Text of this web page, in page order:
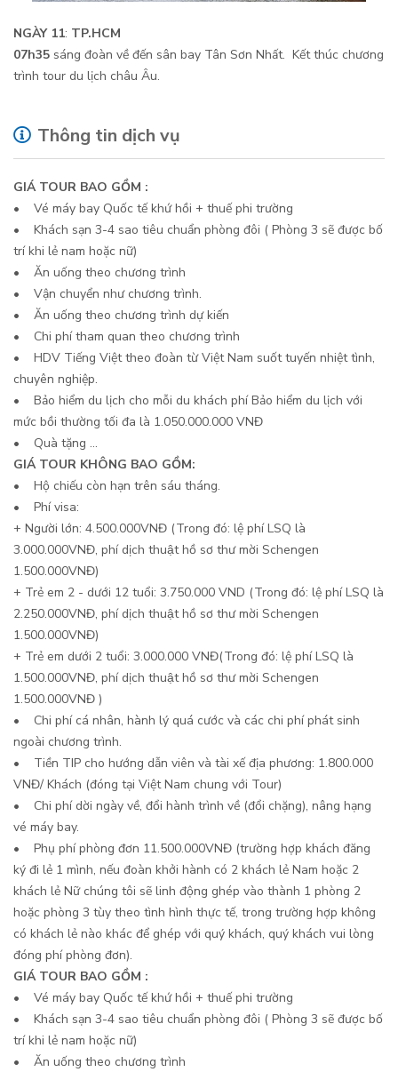
NGÀY 11: TP.HCM
07h35 sáng đoàn về đến sân bay Tân Sơn Nhất. Kết thúc chương
trình tour du lịch châu Âu.
Thông tin dịch vụ
GIÁ TOUR BAO GỒM :
• Vé máy bay Quốc tế khứ hồi + thuế phi trường
• Khách sạn 3-4 sao tiêu chuẩn phòng đôi ( Phòng 3 sẽ được bố
trí khi lẻ nam hoặc nữ)
• Ăn uống theo chương trình
• Vận chuyển như chương trình.
• Ăn uống theo chương trình dự kiến
• Chi phí tham quan theo chương trình
• HDV Tiếng Việt theo đoàn từ Việt Nam suốt tuyến nhiệt tình,
chuyên nghiệp.
• Bảo hiểm du lịch cho mỗi du khách phí Bảo hiểm du lịch với
mức bồi thường tối đa là 1.050.000.000 VNĐ
• Quà tặng ...
GIÁ TOUR KHÔNG BAO GỒM:
• Hộ chiếu còn hạn trên sáu tháng.
• Phí visa:
+ Người lớn: 4.500.000VNĐ (Trong đó: lệ phí LSQ là
3.000.000VNĐ, phí dịch thuật hồ sơ thư mời Schengen
1.500.000VNĐ)
+ Trẻ em 2 - dưới 12 tuổi: 3.750.000 VND (Trong đó: lệ phí LSQ là
2.250.000VNĐ, phí dịch thuật hồ sơ thư mời Schengen
1.500.000VNĐ)
+ Trẻ em dưới 2 tuổi: 3.000.000 VNĐ(Trong đó: lệ phí LSQ là
1.500.000VNĐ, phí dịch thuật hồ sơ thư mời Schengen
1.500.000VNĐ )
• Chi phí cá nhân, hành lý quá cước và các chi phí phát sinh
ngoài chương trình.
• Tiền TIP cho hướng dẫn viên và tài xế địa phương: 1.800.000
VNĐ/ Khách (đóng tại Việt Nam chung với Tour)
• Chi phí dời ngày về, đổi hành trình về (đổi chặng), nâng hạng
vé máy bay.
• Phụ phí phòng đơn 11.500.000VNĐ (trường hợp khách đăng
ký đi lẻ 1 mình, nếu đoàn khởi hành có 2 khách lẻ Nam hoặc 2
khách lẻ Nữ chúng tôi sẽ linh động ghép vào thành 1 phòng 2
hoặc phòng 3 tùy theo tình hình thực tế, trong trường hợp không
có khách lẻ nào khác để ghép với quý khách, quý khách vui lòng
đóng phí phòng đơn).
GIÁ TOUR BAO GỒM :
• Vé máy bay Quốc tế khứ hồi + thuế phi trường
• Khách sạn 3-4 sao tiêu chuẩn phòng đôi ( Phòng 3 sẽ được bố
trí khi lẻ nam hoặc nữ)
• Ăn uống theo chương trình